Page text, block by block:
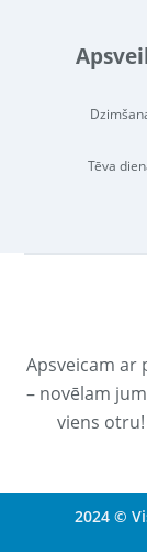
Tēva
Apsveicam ar
– novēlam
viens
2024 ©